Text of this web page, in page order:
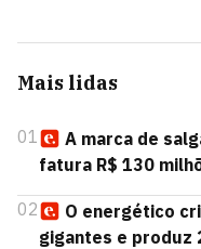
Mais lidas
01
A marca de
fatura R$ 130
02
O energético
gigantes e produz